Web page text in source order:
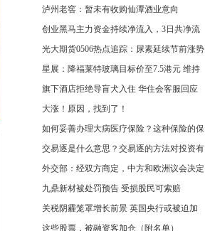
泸州老窖：暂未有收购仙潭酒业意向
创业黑马主力资金持续净流入，3日共净流
光大期货0506热点追踪：尿素延续节前涨势
星展：降福莱特玻璃目标价至7.5港元 维持
旗下酒店拒绝导盲犬入住 华住会客服回应
大涨！原因，找到了！
如何妥善办理大病医疗保险？这种保险的保
交易逐是什么意思？交易逐的方法对投资有
外交部：经双方商定，中方和欧洲议会决定
九鼎新材被处罚预告 受损股民可索赔
关税阴霾笼罩增长前景 英国央行或被迫加
这些股票，被融资客加仓（附名单）